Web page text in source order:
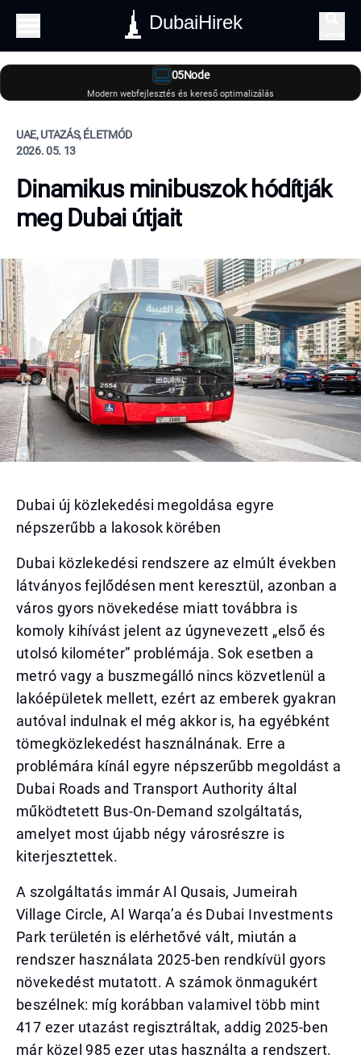
DubaiHirek
05Node
Modern webfejlesztés és kereső optimalizálás
UAE, UTAZÁS, ÉLETMÓD
2026. 05. 13
Dinamikus minibuszok hódítják
meg Dubai útjait
Dubai új közlekedési megoldása egyre
népszerűbb a lakosok körében
Dubai közlekedési rendszere az elmúlt években
látványos fejlődésen ment keresztül, azonban a
város gyors növekedése miatt továbbra is
komoly kihívást jelent az úgynevezett „első és
utolsó kilométer” problémája. Sok esetben a
metró vagy a buszmegálló nincs közvetlenül a
lakóépületek mellett, ezért az emberek gyakran
autóval indulnak el még akkor is, ha egyébként
tömegközlekedést használnának. Erre a
problémára kínál egyre népszerűbb megoldást a
Dubai Roads and Transport Authority által
működtetett Bus-On-Demand szolgáltatás,
amelyet most újabb négy városrészre is
kiterjesztettek.
A szolgáltatás immár Al Qusais, Jumeirah
Village Circle, Al Warqa’a és Dubai Investments
Park területén is elérhetővé vált, miután a
rendszer használata 2025-ben rendkívül gyors
növekedést mutatott. A számok önmagukért
beszélnek: míg korábban valamivel több mint
417 ezer utazást regisztráltak, addig 2025-ben
már közel 985 ezer utas használta a rendszert.